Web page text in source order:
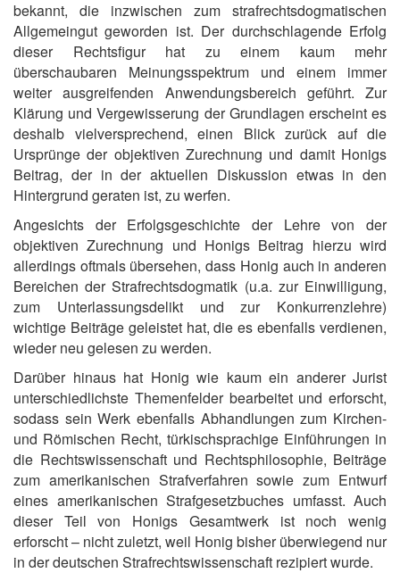
bekannt, die inzwischen zum strafrechtsdogmatischen
Allgemeingut geworden ist. Der durchschlagende Erfolg
dieser Rechtsfigur hat zu einem kaum mehr
überschaubaren Meinungsspektrum und einem immer
weiter ausgreifenden Anwendungsbereich geführt. Zur
Klärung und Vergewisserung der Grundlagen erscheint es
deshalb vielversprechend, einen Blick zurück auf die
Ursprünge der objektiven Zurechnung und damit Honigs
Beitrag, der in der aktuellen Diskussion etwas in den
Hintergrund geraten ist, zu werfen.
Angesichts der Erfolgsgeschichte der Lehre von der
objektiven Zurechnung und Honigs Beitrag hierzu wird
allerdings oftmals übersehen, dass Honig auch in anderen
Bereichen der Strafrechtsdogmatik (u.a. zur Einwilligung,
zum Unterlassungsdelikt und zur Konkurrenzlehre)
wichtige Beiträge geleistet hat, die es ebenfalls verdienen,
wieder neu gelesen zu werden.
Darüber hinaus hat Honig wie kaum ein anderer Jurist
unterschiedlichste Themenfelder bearbeitet und erforscht,
sodass sein Werk ebenfalls Abhandlungen zum Kirchen-
und Römischen Recht, türkischsprachige Einführungen in
die Rechtswissenschaft und Rechtsphilosophie, Beiträge
zum amerikanischen Strafverfahren sowie zum Entwurf
eines amerikanischen Strafgesetzbuches umfasst. Auch
dieser Teil von Honigs Gesamtwerk ist noch wenig
erforscht – nicht zuletzt, weil Honig bisher überwiegend nur
in der deutschen Strafrechtswissenschaft rezipiert wurde.